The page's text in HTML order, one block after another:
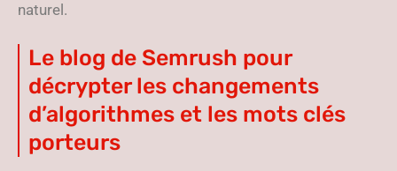
naturel.
Le blog de Semrush pour
décrypter les changements
d’algorithmes et les mots clés
porteurs